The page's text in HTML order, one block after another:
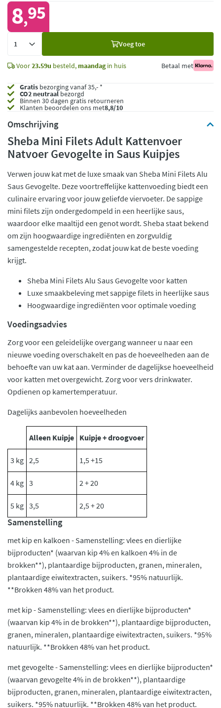
8,95
Voeg toe
Voor23.59u besteld, maandagin huis Betaal met
Gratis bezorging vanaf 35,- *
CO2 neutraalbezorgd
Binnen 30 dagen gratis retourneren
Klanten beoordelen ons met8,8/10
Omschrijving
Sheba Mini Filets Adult Kattenvoer
Natvoer Gevogelte in Saus Kuipjes
Verwen jouw kat met de luxe smaak van Sheba Mini Filets Alu
Saus Gevogelte. Deze voortreffelijke kattenvoeding biedt een
culinaire ervaring voor jouw geliefde viervoeter. De sappige
mini filets zijn ondergedompeld in een heerlijke saus,
waardoor elke maaltijd een genot wordt. Sheba staat bekend
om zijn hoogwaardige ingrediënten en zorgvuldig
samengestelde recepten, zodat jouw kat de beste voeding
krijgt.
Sheba Mini Filets Alu Saus Gevogelte voor katten
Luxe smaakbeleving met sappige filets in heerlijke saus
Hoogwaardige ingrediënten voor optimale voeding
Voedingsadvies
Zorg voor een geleidelijke overgang wanneer u naar een
nieuwe voeding overschakelt en pas de hoeveelheden aan de
behoefte van uw kat aan. Verminder de dagelijkse hoeveelheid
voor katten met overgewicht. Zorg voor vers drinkwater.
Opdienen op kamertemperatuur.
Dagelijks aanbevolen hoeveelheden
Alleen Kuipje Kuipje + droogvoer
3 kg 2,5 1,5 +15
4 kg 3 2 + 20
5 kg 3,5 2,5 + 20
Samenstelling
met kip en kalkoen - Samenstelling: vlees en dierlijke
bijproducten* (waarvan kip 4% en kalkoen 4% in de
brokken**), plantaardige bijproducten, granen, mineralen,
plantaardige eiwitextracten, suikers. *95% natuurlijk.
**Brokken 48% van het product.
met kip - Samenstelling: vlees en dierlijke bijproducten*
(waarvan kip 4% in de brokken**), plantaardige bijproducten,
granen, mineralen, plantaardige eiwitextracten, suikers. *95%
natuurlijk. **Brokken 48% van het product.
met gevogelte - Samenstelling: vlees en dierlijke bijproducten*
(waarvan gevogelte 4% in de brokken**), plantaardige
bijproducten, granen, mineralen, plantaardige eiwitextracten,
suikers. *95% natuurlijk. **Brokken 48% van het product.